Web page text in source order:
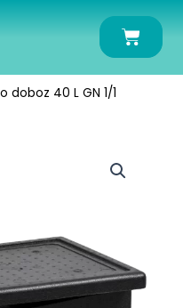
Kosár
doboz 40 L GN 1/1